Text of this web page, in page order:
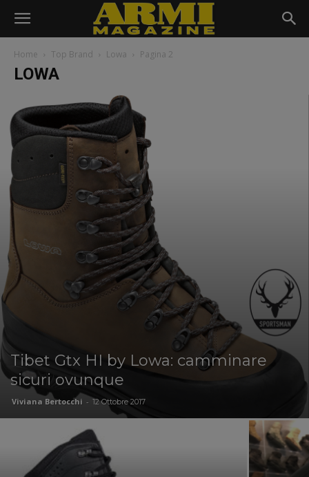
Home Top Brand Lowa Pagina 2
LOWA
Tibet Gtx HI by Lowa: camminare
sicuri ovunque
Viviana Bertocchi - 12 Ottobre 2017